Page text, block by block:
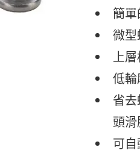
簡
微
上
低輪
省去
頭
可